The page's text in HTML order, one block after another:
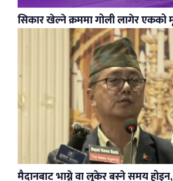
सिकार खेल्ने क्रममा गोली लागेर एकको
मैदानबाट भाग्ने वा लुकेर बस्ने समय